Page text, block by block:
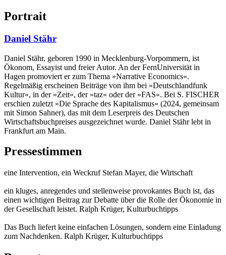
Portrait
Daniel Stähr
Daniel Stähr, geboren 1990 in Mecklenburg-Vorpommern, ist
Ökonom, Essayist und freier Autor. An der FernUniversität in
Hagen promoviert er zum Thema »Narrative Economics«.
Regelmäßig erscheinen Beiträge von ihm bei »Deutschlandfunk
Kultur«, in der »Zeit«, der »taz« oder der »FAS«. Bei S. FISCHER
erschien zuletzt »Die Sprache des Kapitalismus« (2024, gemeinsam
mit Simon Sahner), das mit dem Leserpreis des Deutschen
Wirtschaftsbuchpreises ausgezeichnet wurde. Daniel Stähr lebt in
Frankfurt am Main.
Pressestimmen
eine Intervention, ein Weckruf Stefan Mayer, die Wirtschaft
ein kluges, anregendes und stellenweise provokantes Buch ist, das
einen wichtigen Beitrag zur Debatte über die Rolle der Ökonomie in
der Gesellschaft leistet. Ralph Krüger, Kulturbuchtipps
Das Buch liefert keine einfachen Lösungen, sondern eine Einladung
zum Nachdenken. Ralph Krüger, Kulturbuchtipps